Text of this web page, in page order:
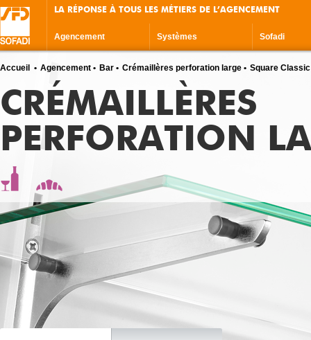
LA RÉPONSE À TOUS LES MÉTIERS DE L’AGENCEMENT
Agencement Systèmes Sofadi
Accueil Agencement Bar Crémaillères perforation large Square
CRÉMAILLÈRES
PERFORATION